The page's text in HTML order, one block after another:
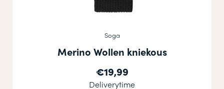
Soga
Merino Wollen kniekous
€19,99
Deliverytime